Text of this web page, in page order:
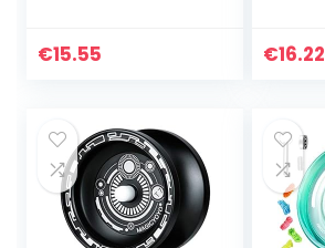
modellen
€15.55
bolspel,
€16.22